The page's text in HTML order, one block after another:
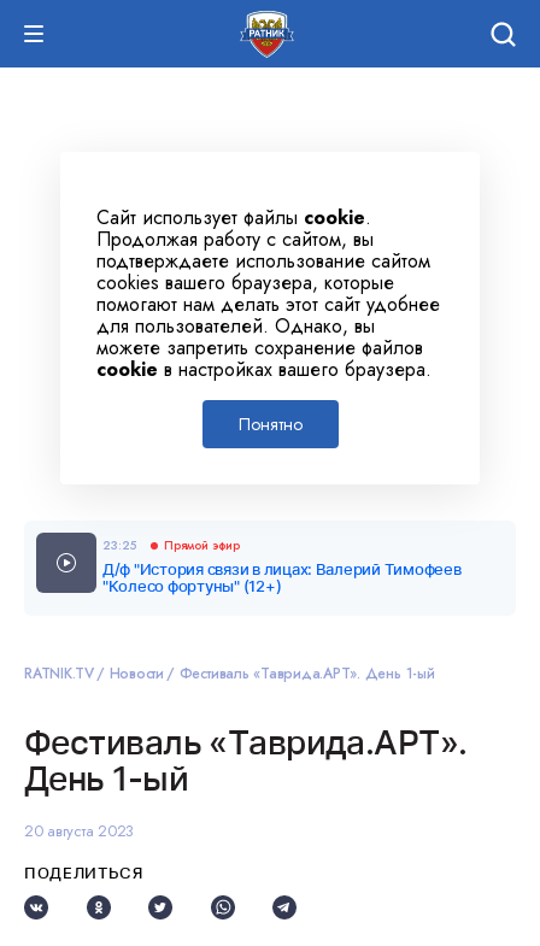
Сайт использует файлы cookie.
Продолжая работу с сайтом, вы
подтверждаете использование сайтом
cookies вашего браузера, которые
помогают нам делать этот сайт удобнее
для пользователей. Однако, вы
можете запретить сохранение файлов
cookie в настройках вашего браузера.
Понятно
23:25 Прямой эфир
Д/ф "История связи в лицах: Валерий Тимофеев
"Колесо фортуны" (12+)
RATNIK.TV Новости Фестиваль «Таврида.АРТ». День 1-ый
Фестиваль «Таврида.АРТ».
День 1-ый
20 августа 2023
ПОДЕЛИТЬСЯ